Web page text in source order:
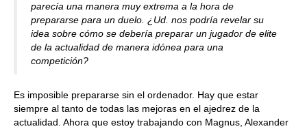
parecía una manera muy extrema a la hora de
prepararse para un duelo. ¿Ud. nos podría revelar su
idea sobre cómo se debería preparar un jugador de elite
de la actualidad de manera idónea para una
competición?
Es imposible prepararse sin el ordenador. Hay que estar
siempre al tanto de todas las mejoras en el ajedrez de la
actualidad. Ahora que estoy trabajando con Magnus, Alexander